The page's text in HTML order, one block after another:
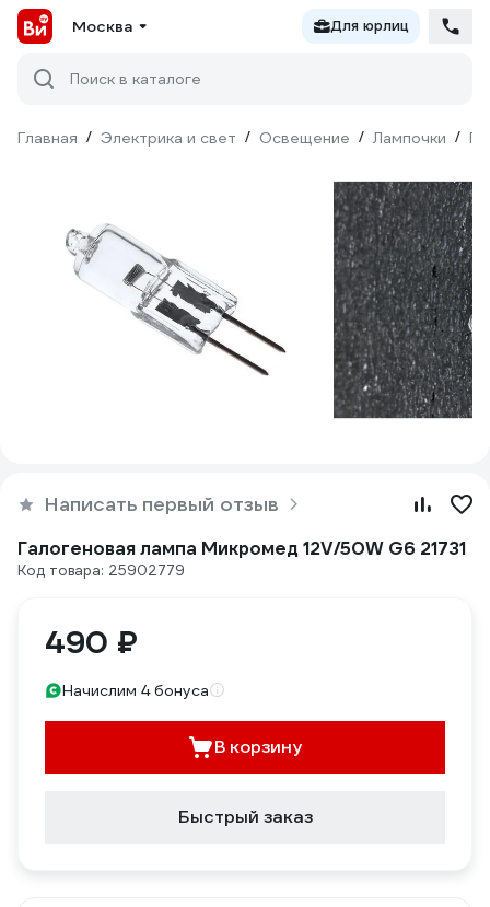
Москва Для юрлиц
Поиск в каталоге
Главная / Электрика и свет / Освещение / Лампочки /
Написать первый отзыв
Галогеновая лампа Микромед 12V/50W G6 21731
Код товара: 25902779
490 ₽
Начислим 4 бонуса
В корзину
Быстрый заказ